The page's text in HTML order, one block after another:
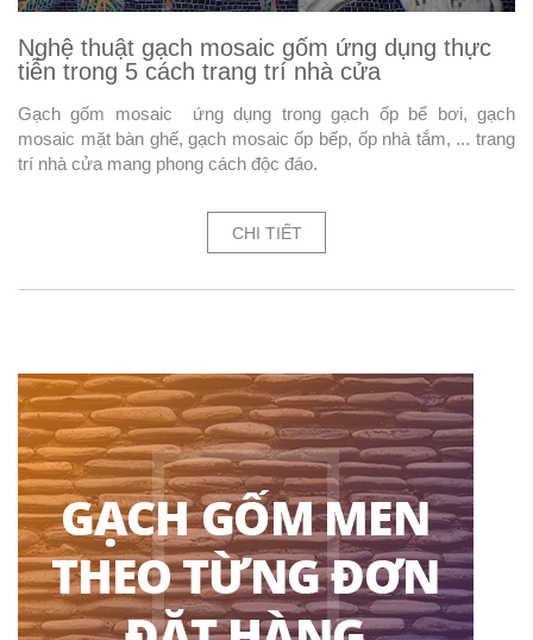
Nghệ thuật gạch mosaic gốm ứng dụng thực
tiễn trong 5 cách trang trí nhà cửa
Gạch gốm mosaic ứng dụng trong gạch ốp bể bơi, gạch
mosaic mặt bàn ghế, gạch mosaic ốp bếp, ốp nhà tắm, ... trang
trí nhà cửa mang phong cách độc đáo.
CHI TIẾT